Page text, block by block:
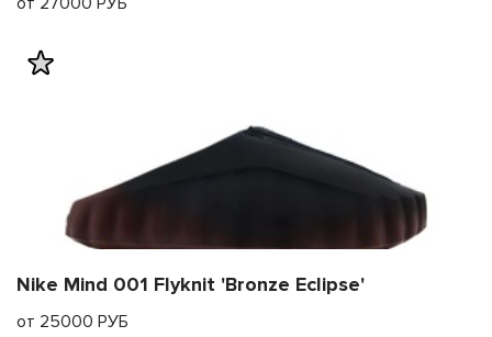
Nike Mind 001 Flyknit 'Bronze Eclipse'
от 25000 РУБ